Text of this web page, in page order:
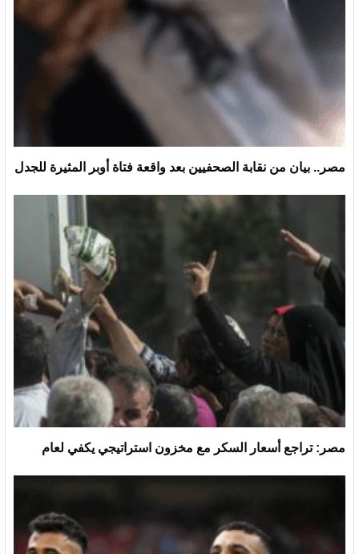
مصر.. بيان من نقابة الصحفيين بعد واقعة فتاة أوبر المثيرة للجدل
مصر: تراجع أسعار السكر مع مخزون استراتيجي يكفي لعام